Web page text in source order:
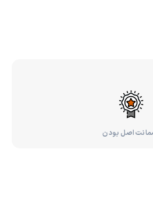
اصل بودن